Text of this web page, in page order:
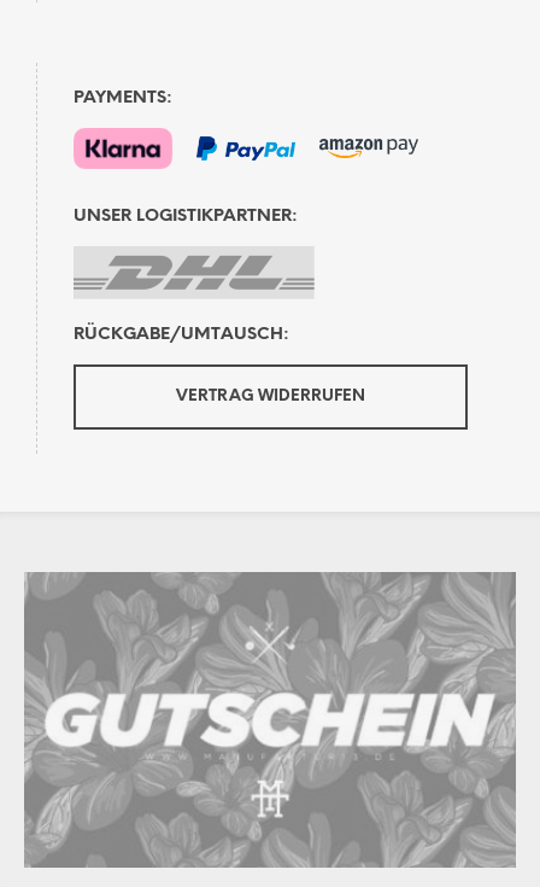
PAYMENTS:
UNSER LOGISTIKPARTNER:
RÜCKGABE/UMTAUSCH:
VERTRAG WIDERRUFEN